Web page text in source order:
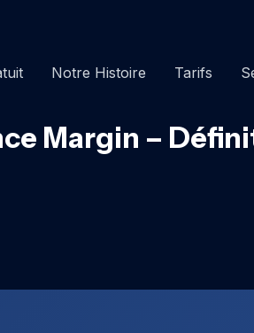
Notre Histoire Tarifs
Margin –